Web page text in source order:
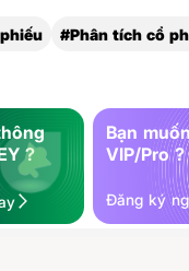
#Phân tích cổ
?
Bạn
VIP/Pro ?
Đăng ký